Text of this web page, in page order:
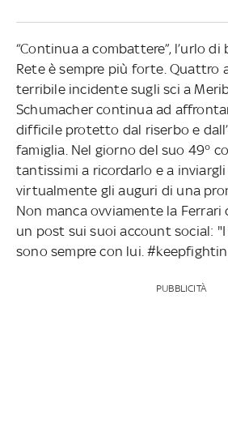
“Continua a combattere”, l’urlo
Rete è sempre più forte. Quattro
terribile incidente sugli sci a
Schumacher continua ad
difficile protetto dal riserbo e
famiglia. Nel giorno del suo 49°
tantissimi a ricordarlo e a inviargli
virtualmente gli auguri di una
Non manca ovviamente la Ferrari
un post sui suoi account social:
sono sempre con lui.
PUBBLICITÀ